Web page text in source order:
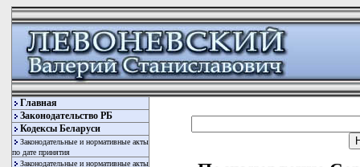
Главная
Законодательство РБ
Кодексы Беларуси
Законодательные и нормативные акты
по дате принятия
Законодательные и нормативные акты